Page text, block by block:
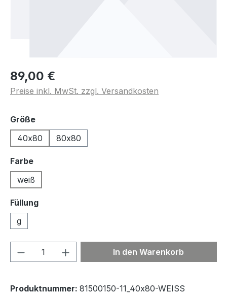
89,00 €
Preise inkl. MwSt. zzgl. Versandkosten
Größeauswählen
40x80
80x80
Farbeauswählen
weiß
Füllung
g
Produkt Anzahl: Gib denIn den Warenkorb
Produktnummer: 81500150-11_40x80-WEISS